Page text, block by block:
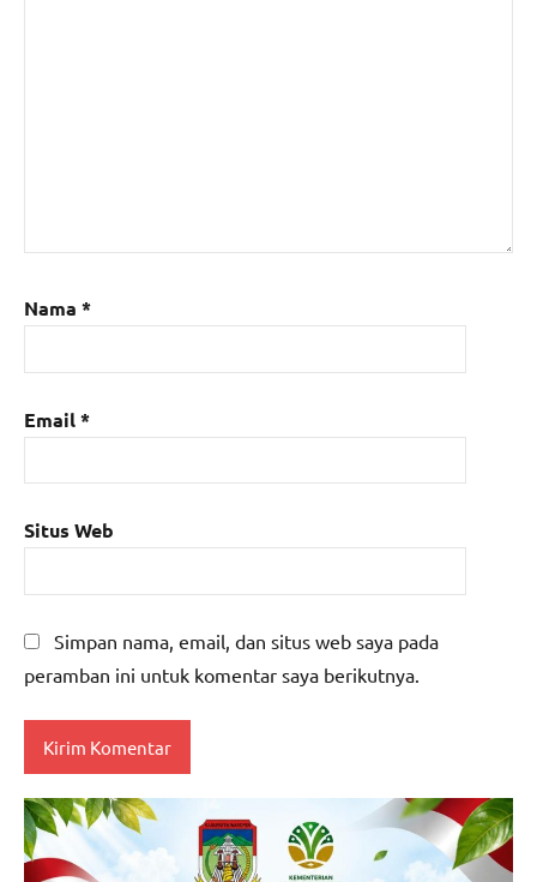
Nama *
Email*
Situs Web
Simpan nama, email, dan situs web saya pada
peramban ini untuk komentar saya berikutnya.